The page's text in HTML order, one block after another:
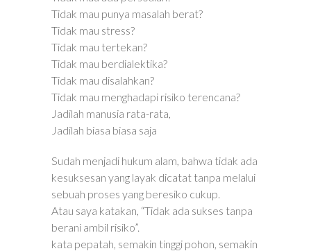
Tidak mau punya masalah berat?
Tidak mau stress?
Tidak mau tertekan?
Tidak mau berdialektika?
Tidak mau disalahkan?
Tidak mau menghadapi risiko terencana?
Jadilah manusia rata-rata,
Jadilah biasa biasa saja
Sudah menjadi hukum alam, bahwa tidak ada
kesuksesan yang layak dicatat tanpa melalui
sebuah proses yang beresiko cukup.
Atau saya katakan, “Tidak ada sukses tanpa
berani ambil risiko”.
kata pepatah, semakin tinggi pohon, semakin